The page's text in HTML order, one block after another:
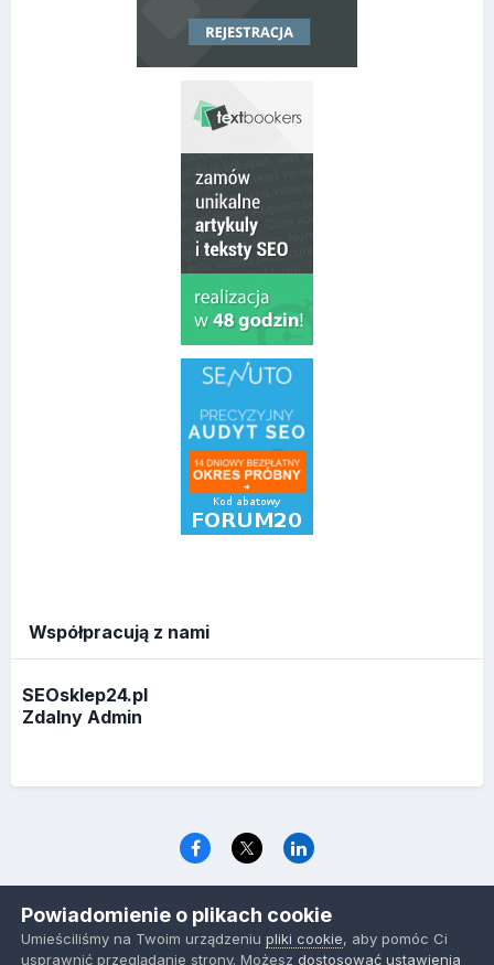
Współpracują z nami
SEOsklep24.pl
Zdalny Admin
www.optymalizacja.com
Powered by Invision Community
Powiadomienie o plikach cookie
Umieściliśmy na Twoim urządzeniupliki cookie, aby pomóc Ci
usprawnić przeglądanie strony. Możeszdostosować ustawienia